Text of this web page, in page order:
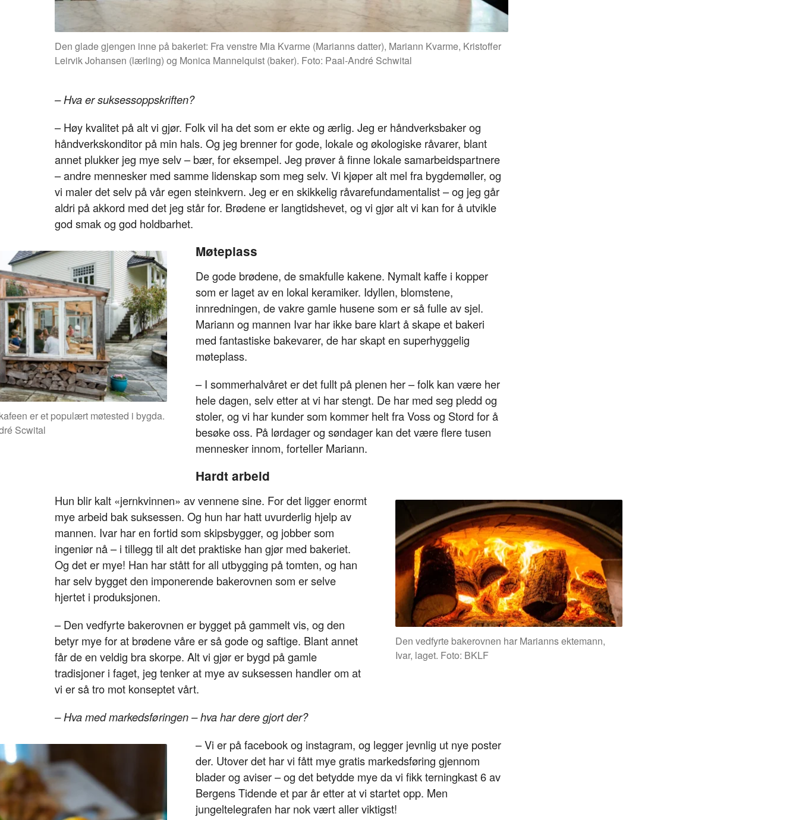
Den glade gjengen inne på bakeriet: Fra venstre Mia Kvarme (Marianns datter), Mariann Kvarme, Kristoffer
Leirvik Johansen (lærling) og Monica Mannelquist (baker). Foto: Paal-André Schwital
– Hva er suksessoppskriften?
– Høy kvalitet på alt vi gjør. Folk vil ha det som er ekte og ærlig. Jeg er håndverksbaker og
håndverkskonditor på min hals. Og jeg brenner for gode, lokale og økologiske råvarer, blant
annet plukker jeg mye selv – bær, for eksempel. Jeg prøver å finne lokale samarbeidspartnere
– andre mennesker med samme lidenskap som meg selv. Vi kjøper alt mel fra bygdemøller, og
vi maler det selv på vår egen steinkvern. Jeg er en skikkelig råvarefundamentalist – og jeg går
aldri på akkord med det jeg står for. Brødene er langtidshevet, og vi gjør alt vi kan for å utvikle
god smak og god holdbarhet.
er et populært møtested i bygda.
Scwital
Møteplass
De gode brødene, de smakfulle kakene. Nymalt kaffe i kopper
som er laget av en lokal keramiker. Idyllen, blomstene,
innredningen, de vakre gamle husene som er så fulle av sjel.
Mariann og mannen Ivar har ikke bare klart å skape et bakeri
med fantastiske bakevarer, de har skapt en superhyggelig
møteplass.
– I sommerhalvåret er det fullt på plenen her – folk kan være her
hele dagen, selv etter at vi har stengt. De har med seg pledd og
stoler, og vi har kunder som kommer helt fra Voss og Stord for å
besøke oss. På lørdager og søndager kan det være flere tusen
mennesker innom, forteller Mariann.
Hardt arbeid
Den vedfyrte bakerovnen har Marianns ektemann,
Ivar, laget. Foto: BKLF
Hun blir kalt «jernkvinnen» av vennene sine. For det ligger enormt
mye arbeid bak suksessen. Og hun har hatt uvurderlig hjelp av
mannen. Ivar har en fortid som skipsbygger, og jobber som
ingeniør nå – i tillegg til alt det praktiske han gjør med bakeriet.
Og det er mye! Han har stått for all utbygging på tomten, og han
har selv bygget den imponerende bakerovnen som er selve
hjertet i produksjonen.
– Den vedfyrte bakerovnen er bygget på gammelt vis, og den
betyr mye for at brødene våre er så gode og saftige. Blant annet
får de en veldig bra skorpe. Alt vi gjør er bygd på gamle
tradisjoner i faget, jeg tenker at mye av suksessen handler om at
vi er så tro mot konseptet vårt.
– Hva med markedsføringen – hva har dere gjort der?
– Vi er på facebook og instagram, og legger jevnlig ut nye poster
der. Utover det har vi fått mye gratis markedsføring gjennom
blader og aviser – og det betydde mye da vi fikk terningkast 6 av
Bergens Tidende et par år etter at vi startet opp. Men
jungeltelegrafen har nok vært aller viktigst!